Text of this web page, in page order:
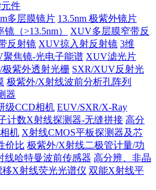
件
多层膜镜片 13.5nm 极紫外镜片
（>13.5nm）
XUV多层膜窄带反
反射镜 XUV掠入射反射镜 3维
聚焦镜-光电子能谱 XUV滤光片
紫外透射光栅 SXR/XUV反射光
极紫外/X射线波前分析孔阵列
器
级CCD相机 EUV/SXR/X-Ray
计数X射线探测器-无缝拼接 高分
机 X射线CMOS平板探测器及芯
价比 极紫外/X射线二极管计量/功
线哈特曼波前传感器 高分辨、非晶
移X射线荧光光谱仪 双能X射线平